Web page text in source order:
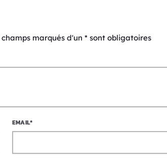
marqués d'un * sont obligatoires
EMAIL*